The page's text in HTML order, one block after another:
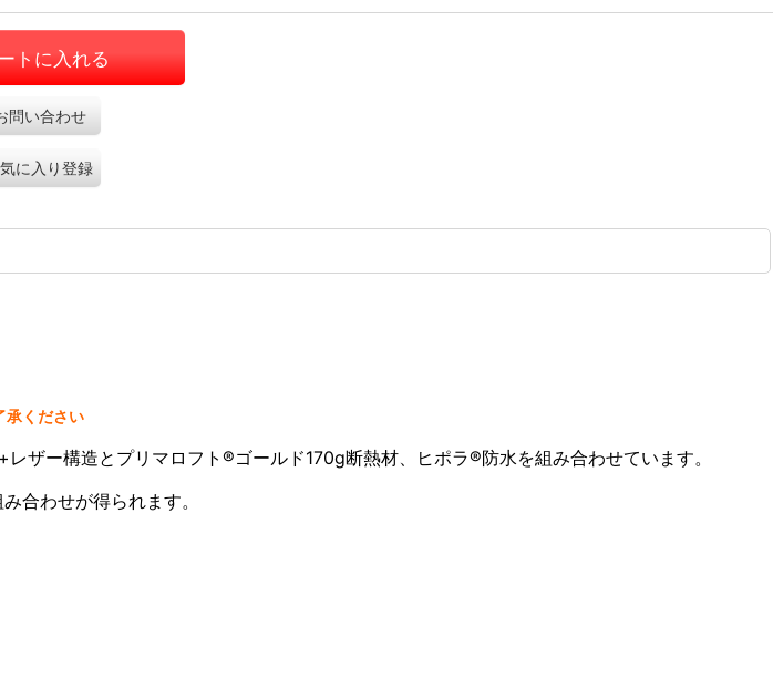
トに入れる
問い合わせ
に入り登録
承ください
ザー構造とプリマロフト®ゴールド170g断熱材、ヒポラ®防水を組み合わせています。
合わせが得られます。